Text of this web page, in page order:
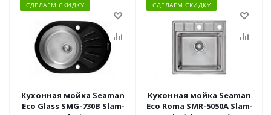
СДЕЛАЕМ СКИДКУ
Кухонная мойка Seaman
Eco Glass SMG-730B Slam-
СДЕЛАЕМ СКИДКУ
Кухонная мойка Seaman
Eco Roma SMR-5050A Slam-